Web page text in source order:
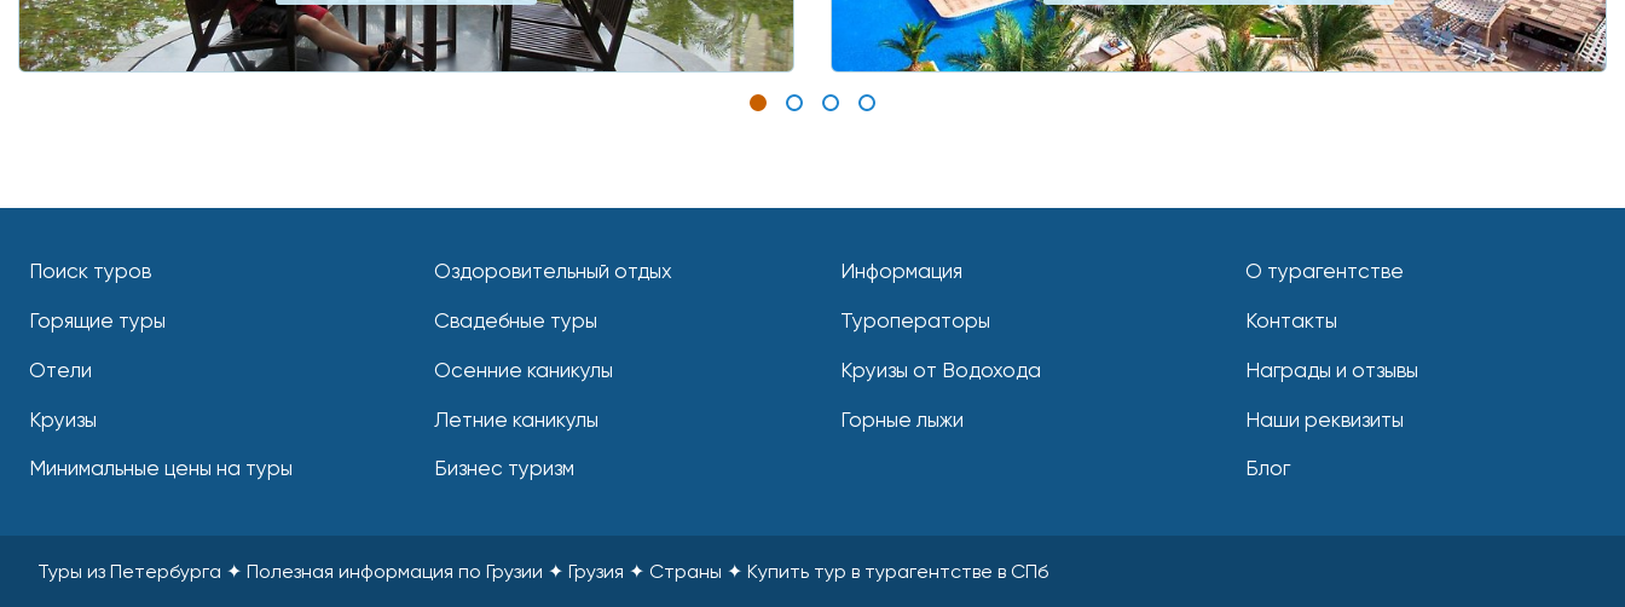
Поиск туров
Горящие туры
Отели
Круизы
Минимальные цены на туры
Оздоровительный отдых
Свадебные туры
Осенние каникулы
Летние каникулы
Бизнес туризм
Информация
Туроператоры
Круизы от Водохода
Горные лыжи
О турагентстве
Контакты
Награды и отзывы
Наши реквизиты
Блог
Туры из Петербурга ✦ Полезная информация по Грузии ✦ Грузия ✦ Страны ✦ Купить тур в турагентстве в СПб